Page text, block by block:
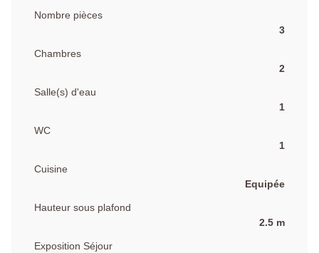
Nombre pièces
3
Chambres
2
Salle(s) d'eau
1
WC
1
Cuisine
Equipée
Hauteur sous plafond
2.5 m
Exposition Séjour